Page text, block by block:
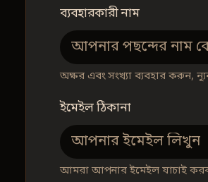
ব্যবহারকারী নাম
অক্ষর এবং সংখ্যা ব্যবহার করুন,
ইমেইল ঠিকানা
আমরা আপনার ইমেইল যাচাই